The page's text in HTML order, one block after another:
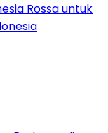
Rossa untuk